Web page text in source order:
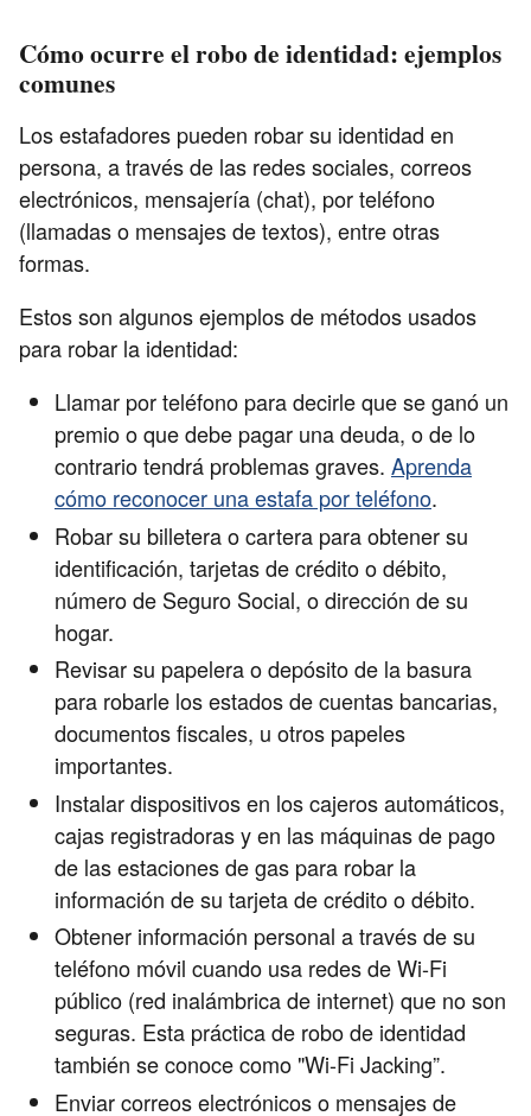
Cómo ocurre el robo de identidad: ejemplos
comunes
Los estafadores pueden robar su identidad en
persona, a través de las redes sociales, correos
electrónicos, mensajería (chat), por teléfono
(llamadas o mensajes de textos), entre otras
formas.
Estos son algunos ejemplos de métodos usados
para robar la identidad:
Llamar por teléfono para decirle que se ganó un
premio o que debe pagar una deuda, o de lo
contrario tendrá problemas graves. Aprenda
cómo reconocer una estafa por teléfono.
Robar su billetera o cartera para obtener su
identificación, tarjetas de crédito o débito,
número de Seguro Social, o dirección de su
hogar.
Revisar su papelera o depósito de la basura
para robarle los estados de cuentas bancarias,
documentos fiscales, u otros papeles
importantes.
Instalar dispositivos en los cajeros automáticos,
cajas registradoras y en las máquinas de pago
de las estaciones de gas para robar la
información de su tarjeta de crédito o débito.
Obtener información personal a través de su
teléfono móvil cuando usa redes de Wi-Fi
público (red inalámbrica de internet) que no son
seguras. Esta práctica de robo de identidad
también se conoce como "Wi-Fi Jacking”.
Enviar correos electrónicos o mensajes de